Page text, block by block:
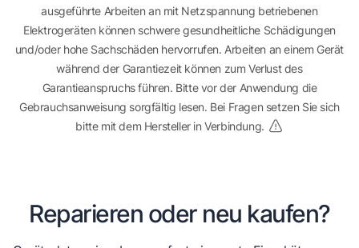
ausgeführte Arbeiten an mit Netzspannung betriebenen
Elektrogeräten können schwere gesundheitliche Schädigungen
und/oder hohe Sachschäden hervorrufen. Arbeiten an einem Gerät
während der Garantiezeit können zum Verlust des
Garantieanspruchs führen. Bitte vor der Anwendung die
Gebrauchsanweisung sorgfältig lesen. Bei Fragen setzen Sie sich
bitte mit dem Hersteller in Verbindung.
Reparieren oder neu kaufen?